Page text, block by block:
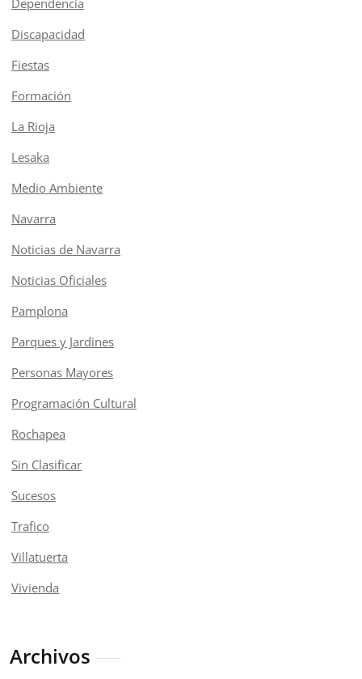
Dependencia
Discapacidad
Fiestas
Formación
La Rioja
Lesaka
Medio Ambiente
Navarra
Noticias de Navarra
Noticias Oficiales
Pamplona
Parques y Jardines
Personas Mayores
Programación Cultural
Rochapea
Sin Clasificar
Sucesos
Trafico
Villatuerta
Vivienda
Archivos